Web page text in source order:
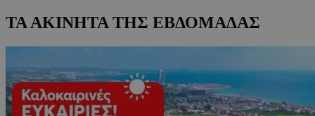
ΤΑ ΑΚΙΝΗΤΑ ΤΗΣ ΕΒΔΟΜΑΔΑΣ